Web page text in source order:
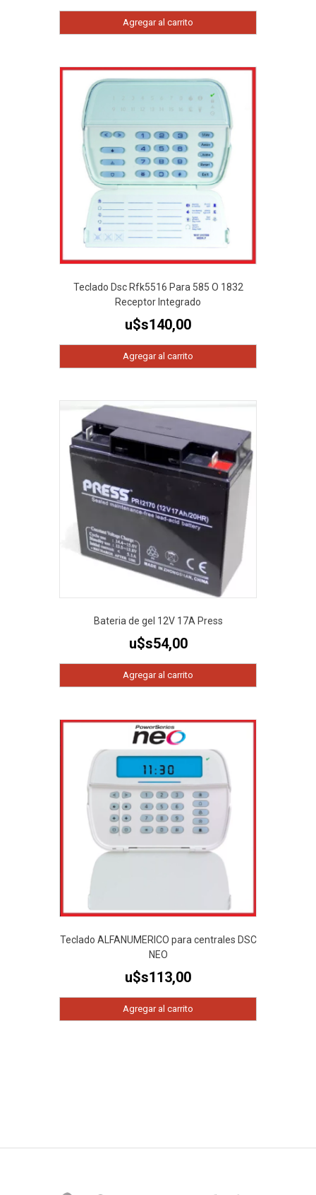
Agregar al carrito
Teclado Dsc Rfk5516 Para 585 O 1832
Receptor Integrado
u$s140,00
Agregar al carrito
Bateria de gel 12V 17A Press
u$s54,00
Agregar al carrito
Teclado ALFANUMERICO para centrales DSC
NEO
u$s113,00
Agregar al carrito